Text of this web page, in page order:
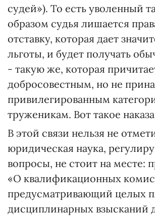
судей»). То есть уволенный
образом судья лишается
отставку, которая дает
льготы, и будет получать
- такую же, которая
добросовестным, но не
привилегированным
труженикам. Вот такое
В этой связи нельзя не
юридическая наука,
вопросы, не стоит на месте:
«О квалификационных
предусматривающий целых
дисциплинарных взысканий